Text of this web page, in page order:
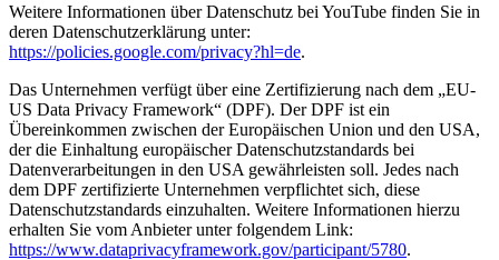
Weitere Informationen über Datenschutz bei YouTube finden Sie in
deren Datenschutzerklärung unter:
https://policies.google.com/privacy?hl=de.
Das Unternehmen verfügt über eine Zertifizierung nach dem „EU-
US Data Privacy Framework“ (DPF). Der DPF ist ein
Übereinkommen zwischen der Europäischen Union und den USA,
der die Einhaltung europäischer Datenschutzstandards bei
Datenverarbeitungen in den USA gewährleisten soll. Jedes nach
dem DPF zertifizierte Unternehmen verpflichtet sich, diese
Datenschutzstandards einzuhalten. Weitere Informationen hierzu
erhalten Sie vom Anbieter unter folgendem Link:
https://www.dataprivacyframework.gov/participant/5780.